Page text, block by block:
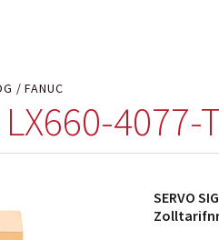
FANUC
LX660-
SERVO